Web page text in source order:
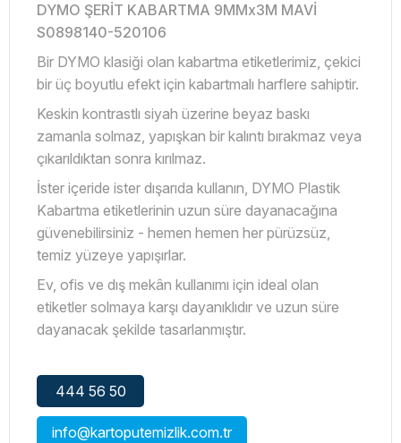
DYMO ŞERİT KABARTMA 9MMx3M MAVİ
S0898140-520106
Bir DYMO klasiği olan kabartma etiketlerimiz, çekici
bir üç boyutlu efekt için kabartmalı harflere sahiptir.
Keskin kontrastlı siyah üzerine beyaz baskı
zamanla solmaz, yapışkan bir kalıntı bırakmaz veya
çıkarıldıktan sonra kırılmaz.
İster içeride ister dışarıda kullanın, DYMO Plastik
Kabartma etiketlerinin uzun süre dayanacağına
güvenebilirsiniz - hemen hemen her pürüzsüz,
temiz yüzeye yapışırlar.
Ev, ofis ve dış mekân kullanımı için ideal olan
etiketler solmaya karşı dayanıklıdır ve uzun süre
dayanacak şekilde tasarlanmıştır.
444 56 50
info@kartoputemizlik.com.tr